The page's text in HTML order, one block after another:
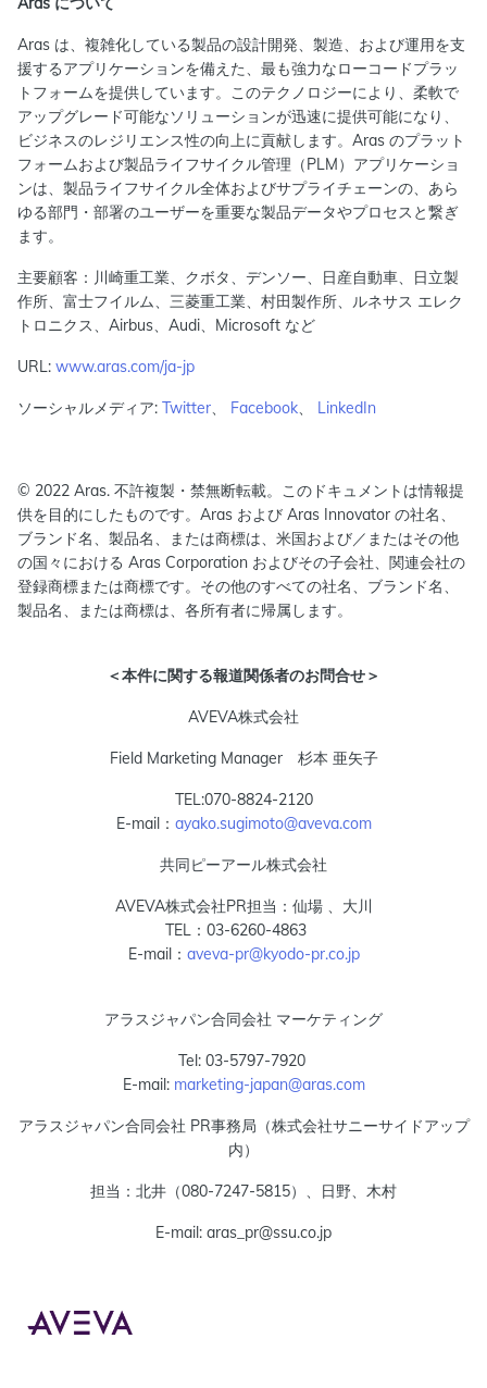
Aras は、複雑化している製品の設計開発、製造、および運用を支
援するアプリケーションを備えた、最も強力なローコードプラッ
トフォームを提供しています。このテクノロジーにより、柔軟で
アップグレード可能なソリューションが迅速に提供可能になり、
ビジネスのレジリエンス性の向上に貢献します。Aras のプラット
フォームおよび製品ライフサイクル管理（PLM）アプリケーショ
ンは、製品ライフサイクル全体およびサプライチェーンの、あら
ゆる部門・部署のユーザーを重要な製品データやプロセスと繋ぎ
ます。
主要顧客：川崎重工業、クボタ、デンソー、日産自動車、⽇⽴製
作所、富士フイルム、三菱重工業、村田製作所、ルネサス エレク
トロニクス、Airbus、Audi、Microsoft など
URL: www.aras.com/ja-jp
ソーシャルメディア: Twitter、 Facebook、 LinkedIn
© 2022 Aras. 不許複製・禁無断転載。このドキュメントは情報提
供を目的にしたものです。Aras および Aras Innovator の社名、
ブランド名、製品名、または商標は、米国および／またはその他
の国々における Aras Corporation およびその子会社、関連会社の
登録商標または商標です。その他のすべての社名、ブランド名、
製品名、または商標は、各所有者に帰属します。
＜本件に関する報道関係者のお問合せ＞
AVEVA株式会社
Field Marketing Manager 杉本 亜矢子
TEL:070-8824-2120
E-mail： ayako.sugimoto@aveva.com
共同ピーアール株式会社
AVEVA株式会社PR担当：仙場 、大川
TEL：03-6260-4863
E-mail： aveva-pr@kyodo-pr.co.jp
アラスジャパン合同会社 マーケティング
Tel: 03-5797-7920
E-mail: marketing-japan@aras.com
アラスジャパン合同会社 PR事務局（株式会社サニーサイドアップ
内）
担当：北井（080-7247-5815）、日野、木村
E-mail: aras_pr@ssu.co.jp